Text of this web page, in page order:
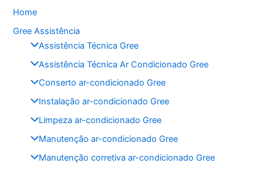
c
e
b
o
o
k
er s
A
p
p
l
e
Home
Gree Assistência
Assistência Técnica Gree
Assistência Técnica Ar Condicionado Gree
Conserto ar-condicionado Gree
Instalação ar-condicionado Gree
Limpeza ar-condicionado Gree
Manutenção ar-condicionado Gree
Manutenção corretiva ar-condicionado Gree